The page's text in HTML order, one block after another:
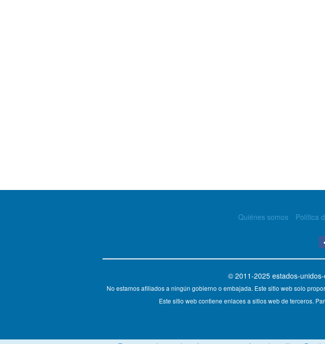
Quiénes somos Política
© 2011-2025 estados-
No estamos afiliados a ningún gobierno o embajada. Este sitio web solo
Este sitio web contiene enlaces a sitios web de terceros.